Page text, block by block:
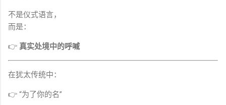
不是仪式语言，
而是：
👉 真实处境中的呼喊
在犹太传统中：
👉 “为了你的名”